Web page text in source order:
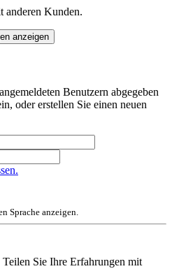
anderen Kunden.
anzeigen
Benutzern abgegeben
oder erstellen Sie einen neuen
Sprache anzeigen.
Sie Ihre Erfahrungen mit